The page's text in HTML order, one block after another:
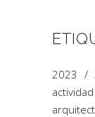
2023